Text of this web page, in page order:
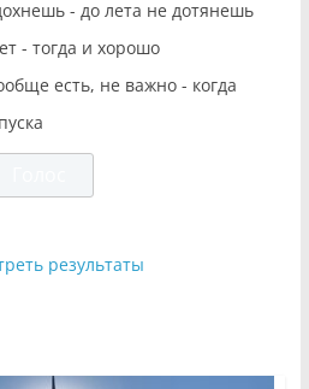
- до лета не дотянешь
- тогда и хорошо
есть, не важно - когда
результаты